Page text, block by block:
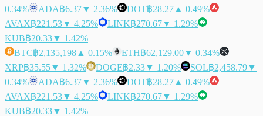
0.34%
ADA฿6.37▼ 2.36% DOT฿28.27 ▲ 0.49%
AVAX฿221.53▼ 4.25% LINK฿270.67▼ 1.29%
KUB฿20.33▼ 1.42%
BTC฿2,135,198 ▲ 0.15% ETH฿62,129.00▼ 0.34%
XRP฿35.55▼ 1.32% DOGE฿2.33▼ 1.20% SOL฿2,458.79▼
0.34%
ADA฿6.37▼ 2.36% DOT฿28.27 ▲ 0.49%
AVAX฿221.53▼ 4.25% LINK฿270.67▼ 1.29%
KUB฿20.33▼ 1.42%